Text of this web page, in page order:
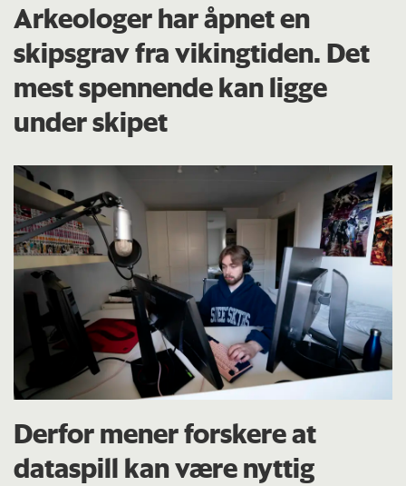
Arkeologer har åpnet en
skipsgrav fra vikingtiden. Det
mest spennende kan ligge
under skipet
Derfor mener forskere at
dataspill kan være nyttig